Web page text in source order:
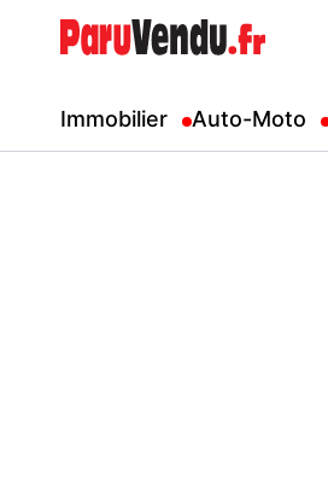
Immobilier Auto-Moto